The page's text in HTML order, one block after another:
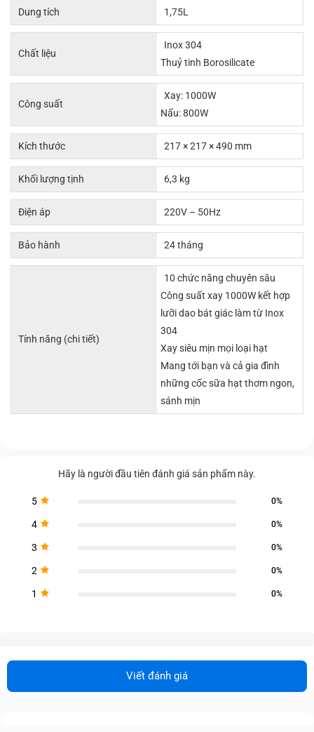
Dung tích 1,75L
Chất liệu
Inox 304
Thuỷ tinh Borosilicate
Công suất
Xay: 1000W
Nấu: 800W
Kích thước 217 × 217 × 490 mm
Khối lượng tịnh 6,3 kg
Điện áp 220V – 50Hz
Bảo hành 24 tháng
Tính năng (chi tiết)
10 chức năng chuyên sâu
Công suất xay 1000W kết hợp
lưỡi dao bát giác làm từ Inox
304
Xay siêu mịn mọi loại hạt
Mang tới bạn và cả gia đình
những cốc sữa hạt thơm ngon,
sánh mịn
Hãy là người đầu tiên đánh giá sản phẩm này.
5 0%
4 0%
3 0%
2 0%
1 0%
Viết đánh giá